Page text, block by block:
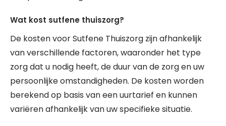
Wat kost sutfene thuiszorg?
De kosten voor Sutfene Thuiszorg zijn afhankelijk
van verschillende factoren, waaronder het type
zorg dat u nodig heeft, de duur van de zorg en uw
persoonlijke omstandigheden. De kosten worden
berekend op basis van een uurtarief en kunnen
variëren afhankelijk van uw specifieke situatie.